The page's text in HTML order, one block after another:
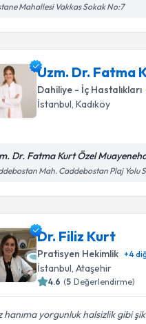
Mahallesi Vakkas Sokak No:7
Uzm. Dr. Fatma
Dahiliye - İç Hastalıkları
İstanbul, Kadıköy
Dr. Fatma Kurt Özel
Mah. Caddebostan Plaj Yolu
Dr. Filiz Kurt
Pratisyen Hekimlik +4
İstanbul, Ataşehir
4.6 (5 Değerlendirme)
hanıma yorgunluk halsizlik gibi